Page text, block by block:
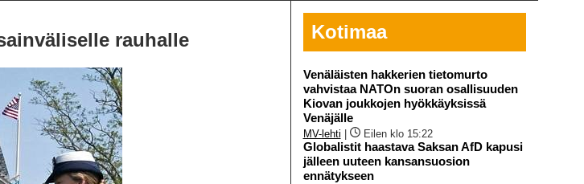
rauhalle Kotimaa
Venäläisten hakkerien tietomurto
vahvistaa NATOn suoran osallisuuden
Kiovan joukkojen hyökkäyksissä
Venäjälle
MV-lehti Eilen klo 15:22
Globalistit haastava Saksan AfD kapusi
jälleen uuteen kansansuosion
ennätykseen